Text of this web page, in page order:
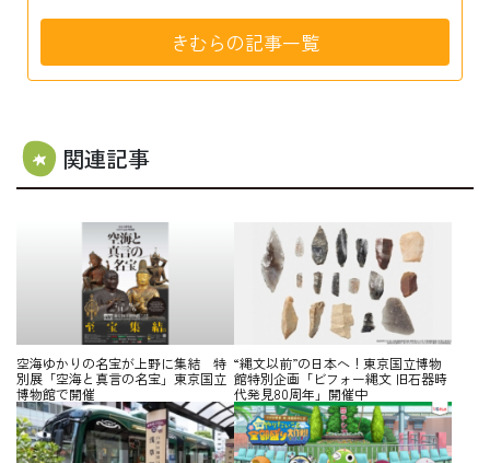
きむらの記事一覧
関連記事
空海ゆかりの名宝が上野に集結 特
別展「空海と真言の名宝」東京国立
博物館で開催
“縄文以前”の日本へ！東京国立博物
館特別企画「ビフォー縄文 旧石器時
代発見80周年」開催中